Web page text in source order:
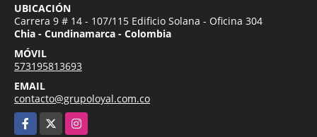
UBICACIÓN
Carrera 9 # 14 - 107/115 Edificio Solana - Oficina 304
Chia - Cundinamarca - Colombia
MÓVIL
573195813693
EMAIL
contacto@grupoloyal.com.co
Facebook
Instagram